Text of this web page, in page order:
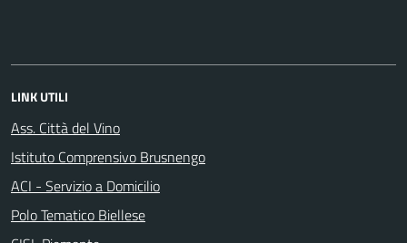
LINK UTILI
Ass. Città del Vino
Istituto Comprensivo Brusnengo
ACI - Servizio a Domicilio
Polo Tematico Biellese